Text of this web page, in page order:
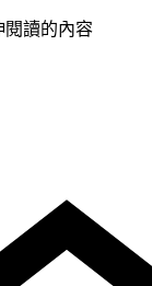
閱讀的內容